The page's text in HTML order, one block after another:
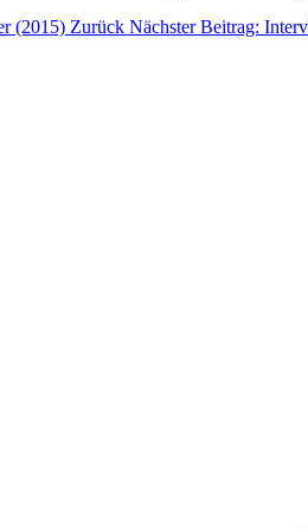
(2015) Zurück Nächster Beitrag: